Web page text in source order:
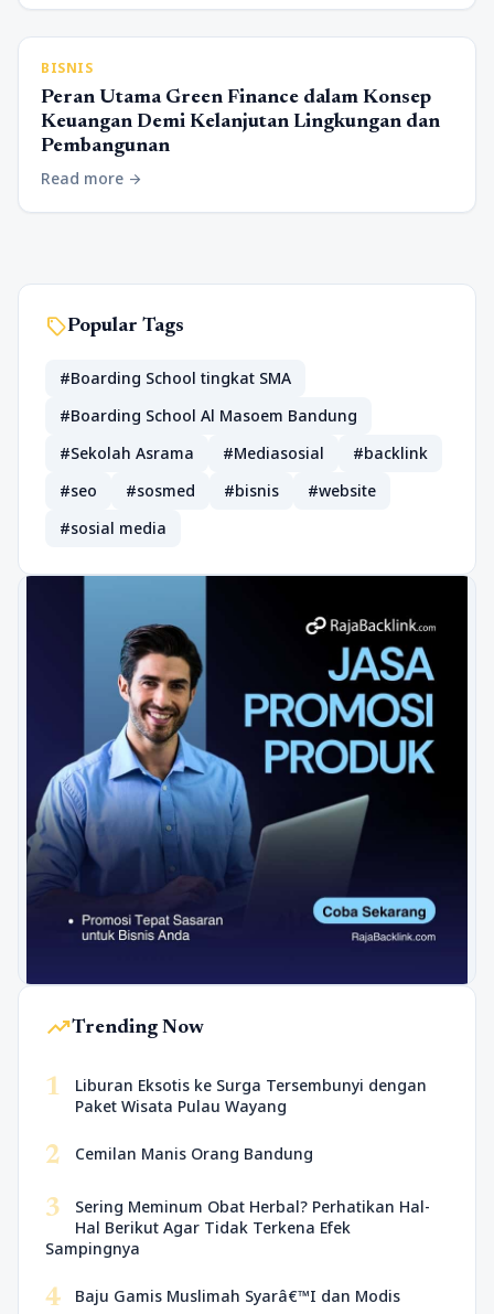
BISNIS
Peran Utama Green Finance dalam Konsep
Keuangan Demi Kelanjutan Lingkungan dan
Pembangunan
Read more arrow_forward
sellPopular Tags
#Boarding School tingkat SMA
#Boarding School Al Masoem Bandung
#Sekolah Asrama
#Mediasosial
#backlink
#seo
#sosmed #bisnis
#website
#sosial media
trending_upTrending Now
1
Liburan Eksotis ke Surga Tersembunyi dengan
Paket Wisata Pulau Wayang
2 Cemilan Manis Orang Bandung
3
Sering Meminum Obat Herbal? Perhatikan Hal-
Hal Berikut Agar Tidak Terkena Efek
Sampingnya
4 Baju Gamis Muslimah Syarâ€™I dan Modis